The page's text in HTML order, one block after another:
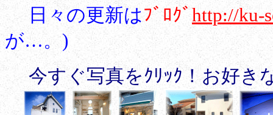
日々の更新はﾌﾞﾛｸﾞ http://ku-
が…。)
今すぐ写真をｸﾘｯｸ！お好き